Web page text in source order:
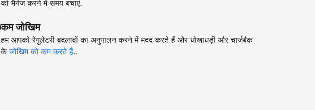
को मैनेज करने में समय बचाएं.
कम जोखिम
हम आपको रेगुलेटरी बदलावों का अनुपालन करने में मदद करते हैं और धोखाधड़ी और चार्जबैक
केजोखिम को कम करते हैं..